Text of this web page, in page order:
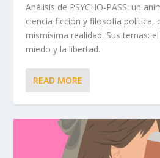
Análisis de PSYCHO-PASS: un
ciencia ficción y filosofía política,
mismísima realidad. Sus temas:
miedo y la libertad.
READ MORE